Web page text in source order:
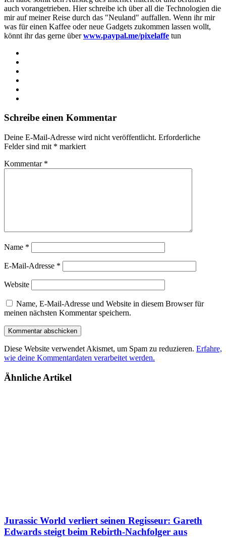
auch vorangetrieben. Hier schreibe ich über all die Technologien die
mir auf meiner Reise durch das "Neuland" auffallen. Wenn ihr mir
was für einen Kaffee oder neue Gadgets zukommen lassen wollt,
könnt ihr das gerne überwww.paypal.me/pixelaffe tun
Schreibe einen Kommentar
Deine E-Mail-Adresse wird nicht veröffentlicht. Erforderliche
Felder sind mit * markiert
Kommentar *
Name *
E-Mail-Adresse *
Website
Name, E-Mail-Adresse und Website in diesem Browser für
meinen nächsten Kommentar speichern.
Diese Website verwendet Akismet, um Spam zu reduzieren. Erfahre,
wie deine Kommentardaten verarbeitet werden.
Ähnliche Artikel
Jurassic World verliert seinen Regisseur: Gareth
Edwards steigt beim Rebirth-Nachfolger aus